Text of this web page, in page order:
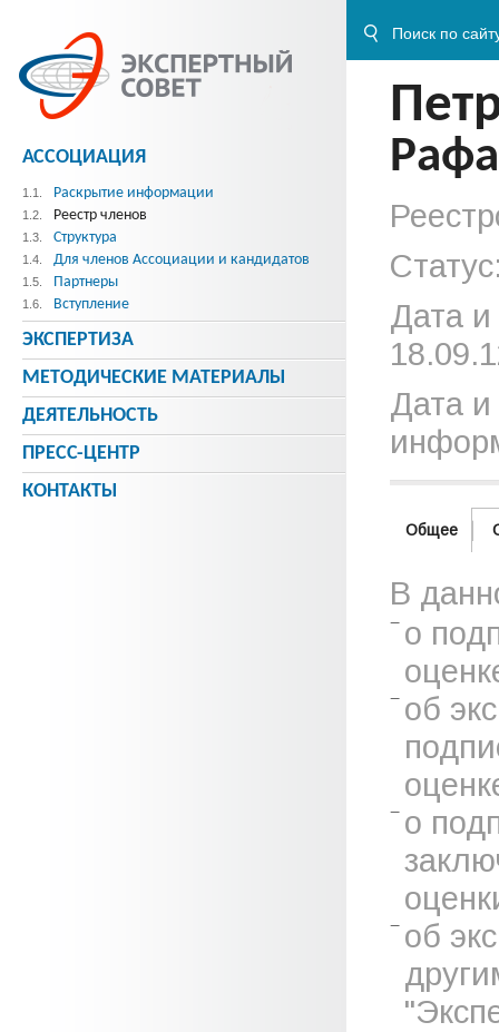
Дата
Дата и
Общее
В
о
об
о
об
АССОЦИАЦИЯ
1.1. Раскрытие информации
1.2. Реестр членов
1.3. Структура
1.4. Для членов Ассоциации и кандидатов
1.5. Партнеры
1.6. Вступление
ЭКСПЕРТИЗА
МЕТОДИЧЕСКИE МАТЕРИАЛЫ
ДЕЯТЕЛЬНОСТЬ
ПРЕСС-ЦЕНТР
КОНТАКТЫ